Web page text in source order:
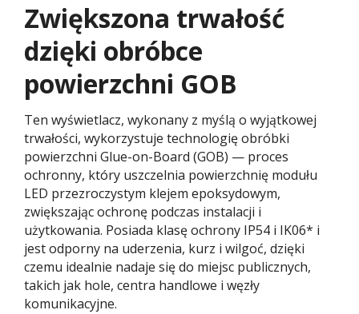
Zwiększona trwałość
dzięki obróbce
powierzchni GOB​
Ten wyświetlacz, wykonany z myślą o wyjątkowej
trwałości, wykorzystuje technologię obróbki
powierzchni Glue-on-Board (GOB) — proces
ochronny, który uszczelnia powierzchnię modułu
LED przezroczystym klejem epoksydowym,
zwiększając ochronę podczas instalacji i
użytkowania. Posiada klasę ochrony IP54 i IK06* i
jest odporny na uderzenia, kurz i wilgoć, dzięki
czemu idealnie nadaje się do miejsc publicznych,
takich jak hole, centra handlowe i węzły
komunikacyjne.